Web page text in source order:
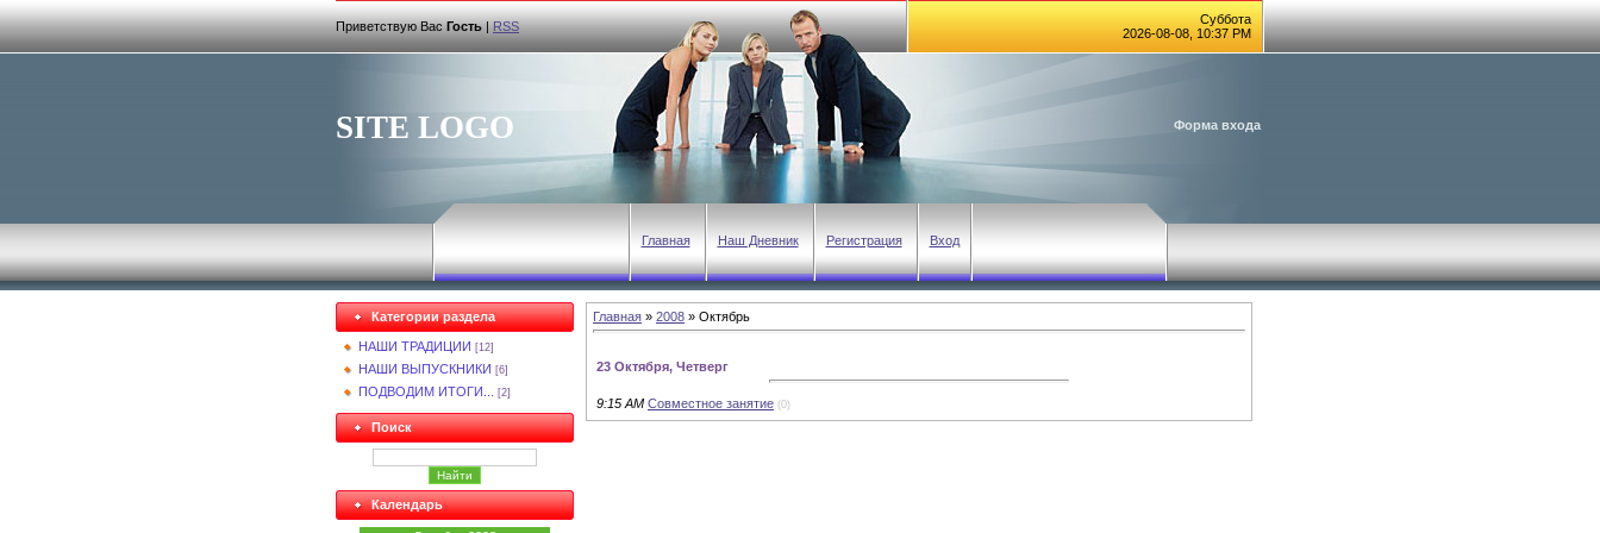
Приветствую Вас Гость|RSS
Суббота
2026-08-08, 10:37 PM
SITE LOGO Форма входа
Главная Наш Дневник Регистрация Вход
Категории раздела
НАШИ ТРАДИЦИИ [12]
НАШИ ВЫПУСКНИКИ [6]
ПОДВОДИМ ИТОГИ... [2]
Поиск
Календарь
Главная » 2008 » Октябрь
23 Октября, Четверг
9:15 AM Совместное занятие (0)